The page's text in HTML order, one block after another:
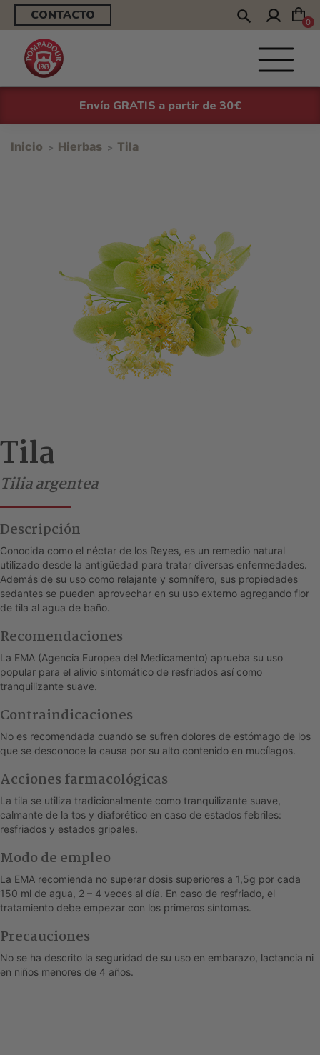
CONTACTO 0
Envío GRATIS a partir de 30€
Inicio Hierbas Tila
Tila
Tilia argentea
Descripción
Conocida como el néctar de los Reyes, es un remedio natural
utilizado desde la antigüedad para tratar diversas enfermedades.
Además de su uso como relajante y somnífero, sus propiedades
sedantes se pueden aprovechar en su uso externo agregando flor
de tila al agua de baño.
Recomendaciones
La EMA (Agencia Europea del Medicamento) aprueba su uso
popular para el alivio sintomático de resfriados así como
tranquilizante suave.
Contraindicaciones
No es recomendada cuando se sufren dolores de estómago de los
que se desconoce la causa por su alto contenido en mucílagos.
Acciones farmacológicas
La tila se utiliza tradicionalmente como tranquilizante suave,
calmante de la tos y diaforético en caso de estados febriles:
resfriados y estados gripales.
Modo de empleo
La EMA recomienda no superar dosis superiores a 1,5g por cada
150 ml de agua, 2 – 4 veces al día. En caso de resfriado, el
tratamiento debe empezar con los primeros síntomas.
Precauciones
No se ha descrito la seguridad de su uso en embarazo, lactancia ni
en niños menores de 4 años.